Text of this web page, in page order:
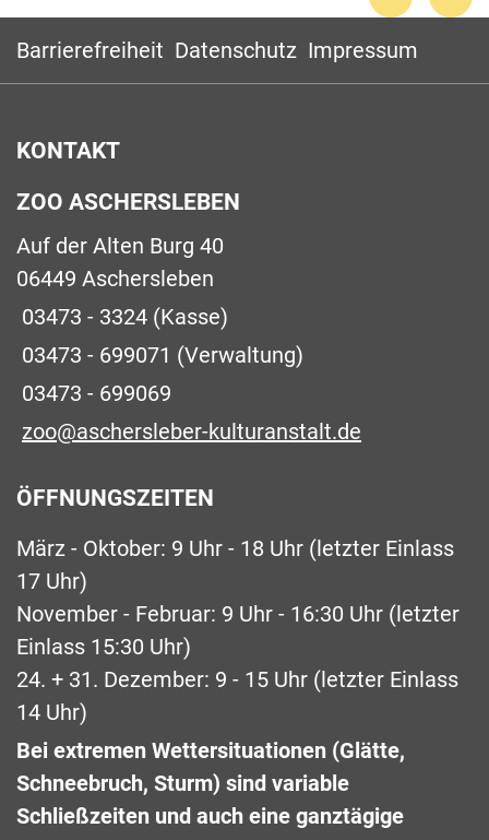
Barrierefreiheit Datenschutz Impressum
KONTAKT
ZOO ASCHERSLEBEN
Auf der Alten Burg 40
06449 Aschersleben
03473 - 3324 (Kasse)
03473 - 699071 (Verwaltung)
03473 - 699069
zoo@aschersleber-kulturanstalt.de
ÖFFNUNGSZEITEN
März - Oktober: 9 Uhr - 18 Uhr (letzter Einlass
17 Uhr)
November - Februar: 9 Uhr - 16:30 Uhr (letzter
Einlass 15:30 Uhr)
24. + 31. Dezember: 9 - 15 Uhr (letzter Einlass
14 Uhr)
Bei extremen Wettersituationen (Glätte,
Schneebruch, Sturm) sind variable
Schließzeiten und auch eine ganztägige